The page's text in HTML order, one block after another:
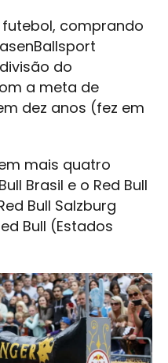
futebol, comprando
do
a meta de
dez anos (fez em
mais quatro
Brasil e o Red Bull
Bull Salzburg
Bull (Estados